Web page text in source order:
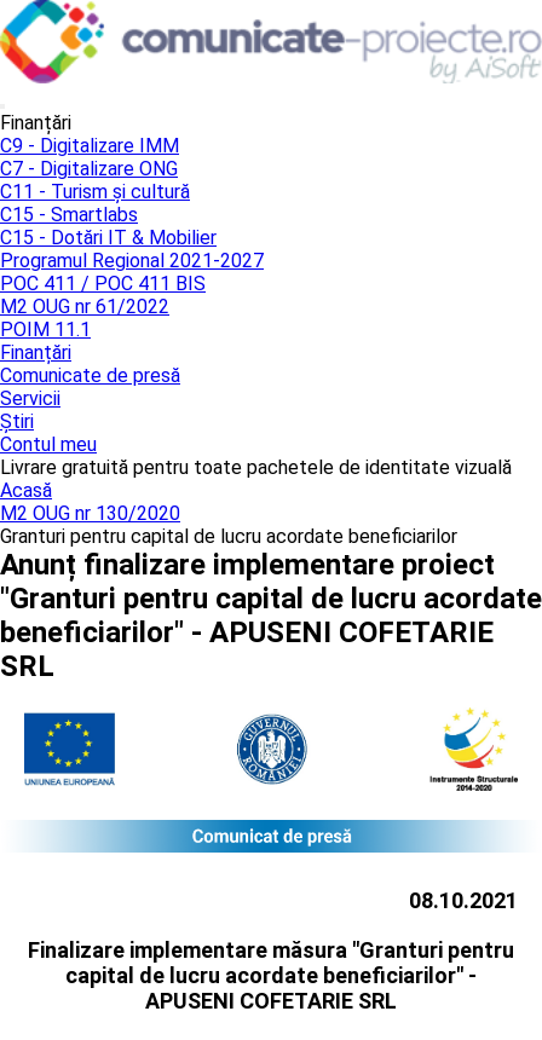
Finanțări
C9 - Digitalizare IMM
C7 - Digitalizare ONG
C11 - Turism și cultură
C15 - Smartlabs
C15 - Dotări IT & Mobilier
Programul Regional 2021-2027
POC 411 / POC 411 BIS
M2 OUG nr 61/2022
POIM 11.1
Finanțări
Comunicate de presă
Servicii
Știri
Contul meu
Livrare gratuită pentru toate pachetele de identitate vizuală
Acasă
M2 OUG nr 130/2020
Granturi pentru capital de lucru acordate beneficiarilor
Anunț finalizare implementare proiect
"Granturi pentru capital de lucru acordate
beneficiarilor" - APUSENI COFETARIE
SRL
08.10.2021
Finalizare implementare măsura "Granturi pentru
capital de lucru acordate beneficiarilor" -
APUSENI COFETARIE SRL